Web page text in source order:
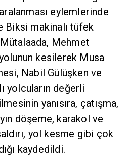
eylemlerinde
makinalı tüfek
Mehmet
kesilerek Musa
Nabil Gülüşken ve
yolcuların değerli
yanısıra, çatışma,
döşeme, karakol ve
yol kesme gibi çok
kaydedildi.